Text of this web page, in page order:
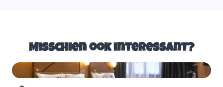
Misschien ook interessant?